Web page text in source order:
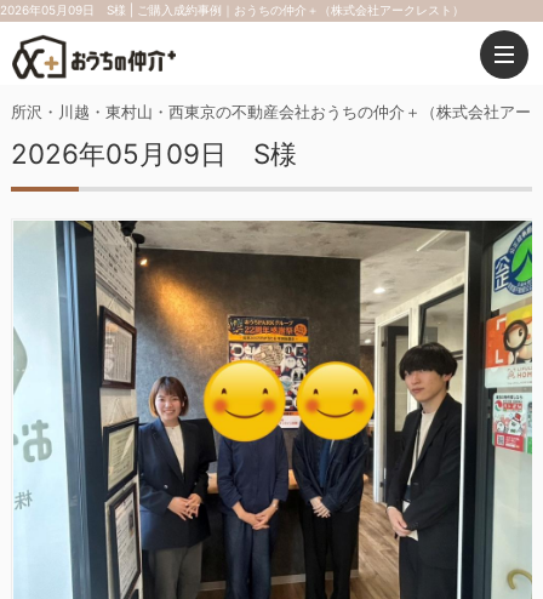
2026年05月09日 S様 | ご購入成約事例｜おうちの仲介＋（株式会社アークレスト）
所沢・川越・東村山・西東京の不動産会社おうちの仲介＋（株式会社アー
2026年05月09日 S様